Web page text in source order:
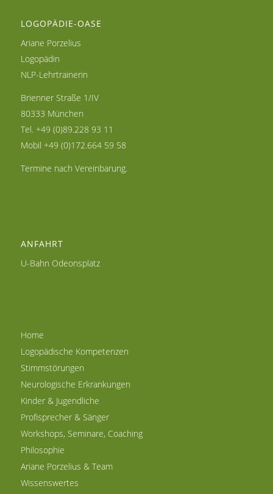
LOGOPÄDIE-OASE
Ariane Porzelius
Logopädin
NLP-Lehrtrainerin
Brienner Straße 1/IV
80333 München
Tel. +49 (0)89.228 93 11
Mobil +49 (0)172.664 59 58
Termine nach Vereinbarung.
ANFAHRT
U-Bahn Odeonsplatz
Home
Logopädische Kompetenzen
Stimmstörungen
Neurologische Erkrankungen
Kinder & Jugendliche
Profisprecher & Sänger
Workshops, Seminare, Coaching
Philosophie
Ariane Porzelius & Team
Wissenswertes